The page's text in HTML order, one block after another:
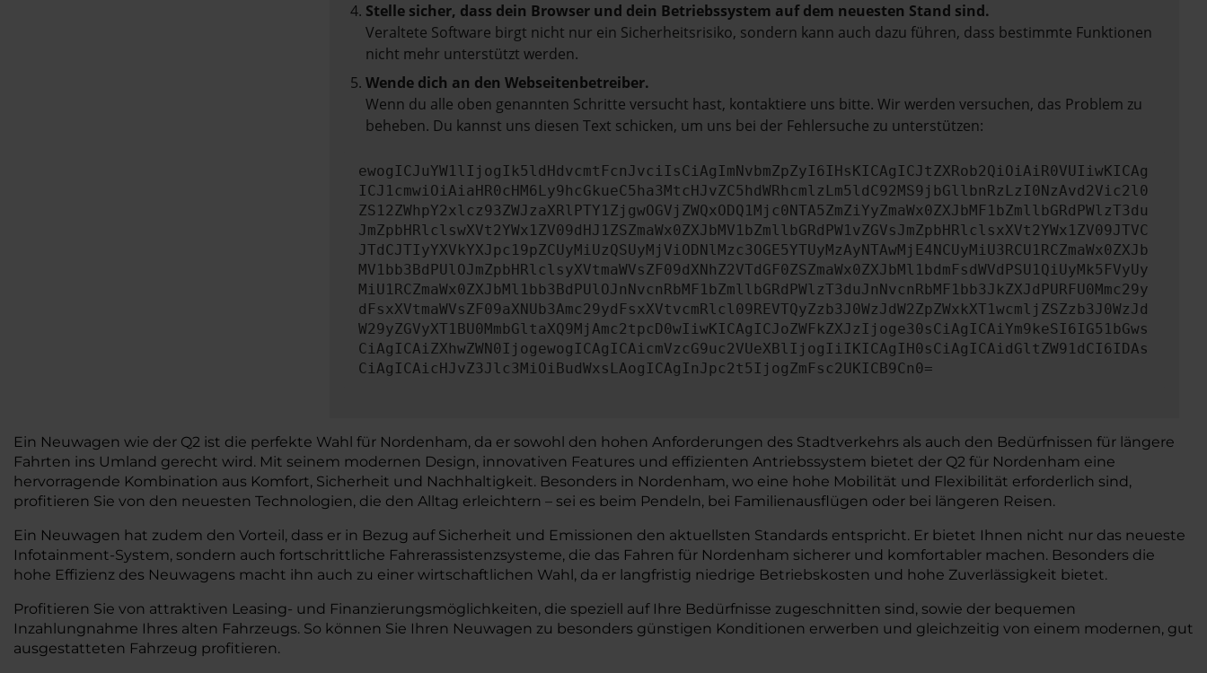
Stelle sicher, dass dein Browser und dein Betriebssystem auf dem neuesten Stand sind.
Veraltete Software birgt nicht nur ein Sicherheitsrisiko, sondern kann auch dazu führen, dass bestimmte Funktionen
nicht mehr unterstützt werden.
Wende dich an den Webseitenbetreiber.
Wenn du alle oben genannten Schritte versucht hast, kontaktiere uns bitte. Wir werden versuchen, das Problem zu
beheben. Du kannst uns diesen Text schicken, um uns bei der Fehlersuche zu unterstützen:
ewogICJuYW1lIjogIk5ldHdvcmtFcnJvciIsCiAgImNvbmZpZyI6IHsKICAgICJtZXRob2QiOiAiR0VUIiwKICAg
ICJ1cmwiOiAiaHR0cHM6Ly9hcGkueC5ha3MtcHJvZC5hdWRhcmlzLm5ldC92MS9jbGllbnRzLzI0NzAvd2Vic2l0
ZS12ZWhpY2xlcz93ZWJzaXRlPTY1ZjgwOGVjZWQxODQ1Mjc0NTA5ZmZiYyZmaWx0ZXJbMF1bZmllbGRdPWlzT3du
JmZpbHRlclswXVt2YWx1ZV09dHJ1ZSZmaWx0ZXJbMV1bZmllbGRdPW1vZGVsJmZpbHRlclsxXVt2YWx1ZV09JTVC
JTdCJTIyYXVkYXJpc19pZCUyMiUzQSUyMjViODNlMzc3OGE5YTUyMzAyNTAwMjE4NCUyMiU3RCU1RCZmaWx0ZXJb
MV1bb3BdPUlOJmZpbHRlclsyXVtmaWVsZF09dXNhZ2VTdGF0ZSZmaWx0ZXJbMl1bdmFsdWVdPSU1QiUyMk5FVyUy
MiU1RCZmaWx0ZXJbMl1bb3BdPUlOJnNvcnRbMF1bZmllbGRdPWlzT3duJnNvcnRbMF1bb3JkZXJdPURFU0Mmc29y
dFsxXVtmaWVsZF09aXNUb3Amc29ydFsxXVtvcmRlcl09REVTQyZzb3J0WzJdW2ZpZWxkXT1wcmljZSZzb3J0WzJd
W29yZGVyXT1BU0MmbGltaXQ9MjAmc2tpcD0wIiwKICAgICJoZWFkZXJzIjoge30sCiAgICAiYm9keSI6IG51bGws
CiAgICAiZXhwZWN0IjogewogICAgICAicmVzcG9uc2VUeXBlIjogIiIKICAgIH0sCiAgICAidGltZW91dCI6IDAs
CiAgICAicHJvZ3Jlc3MiOiBudWxsLAogICAgInJpc2t5IjogZmFsc2UKICB9Cn0=
Ein Neuwagen wie der Q2 ist die perfekte Wahl für Nordenham, da er sowohl den hohen Anforderungen des Stadtverkehrs als auch den Bedürfnissen für längere
Fahrten ins Umland gerecht wird. Mit seinem modernen Design, innovativen Features und effizienten Antriebssystem bietet der Q2 für Nordenham eine
hervorragende Kombination aus Komfort, Sicherheit und Nachhaltigkeit. Besonders in Nordenham, wo eine hohe Mobilität und Flexibilität erforderlich sind,
profitieren Sie von den neuesten Technologien, die den Alltag erleichtern – sei es beim Pendeln, bei Familienausflügen oder bei längeren Reisen.
Ein Neuwagen hat zudem den Vorteil, dass er in Bezug auf Sicherheit und Emissionen den aktuellsten Standards entspricht. Er bietet Ihnen nicht nur das neueste
Infotainment-System, sondern auch fortschrittliche Fahrerassistenzsysteme, die das Fahren für Nordenham sicherer und komfortabler machen. Besonders die
hohe Effizienz des Neuwagens macht ihn auch zu einer wirtschaftlichen Wahl, da er langfristig niedrige Betriebskosten und hohe Zuverlässigkeit bietet.
Profitieren Sie von attraktiven Leasing- und Finanzierungsmöglichkeiten, die speziell auf Ihre Bedürfnisse zugeschnitten sind, sowie der bequemen
Inzahlungnahme Ihres alten Fahrzeugs. So können Sie Ihren Neuwagen zu besonders günstigen Konditionen erwerben und gleichzeitig von einem modernen, gut
ausgestatteten Fahrzeug profitieren.